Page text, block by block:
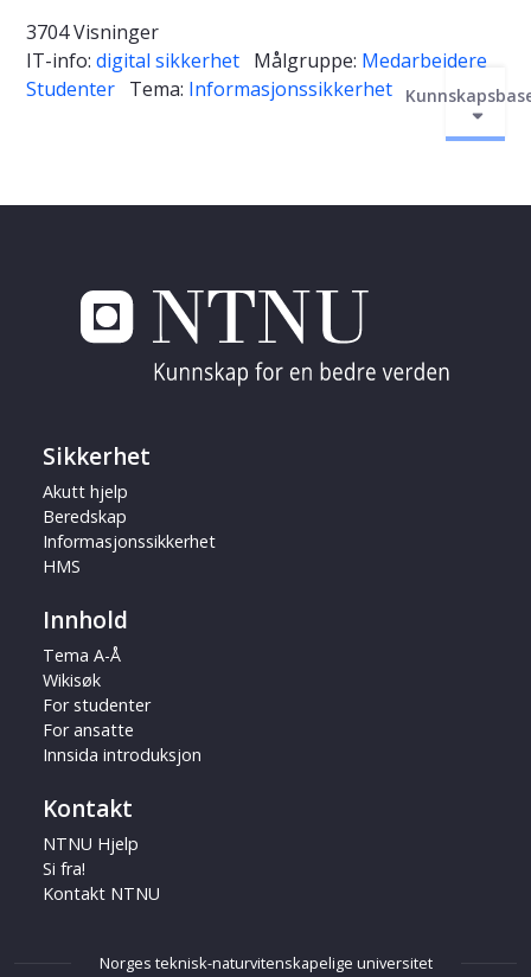
3704 Visninger
IT-info: digital sikkerhet Målgruppe: Medarbeidere
Studenter Tema: Informasjonssikkerhet
Sikkerhet
Akutt hjelp
Beredskap
Informasjonssikkerhet
HMS
Innhold
Tema A-Å
Wikisøk
For studenter
For ansatte
Innsida introduksjon
Kontakt
NTNU Hjelp
Si fra!
Kontakt NTNU
Norges teknisk-naturvitenskapelige universitet